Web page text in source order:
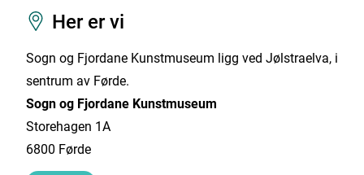
Her er vi
Sogn og Fjordane Kunstmuseum ligg ved Jølstraelva, i
sentrum av Førde.
Sogn og Fjordane Kunstmuseum
Storehagen 1A
6800 Førde